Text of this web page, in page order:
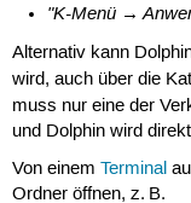
"K-Menü →
Alternativ kann
wird, auch über die
muss nur eine der
und Dolphin wird
Von einem Terminal
Ordner öffnen, z. B.